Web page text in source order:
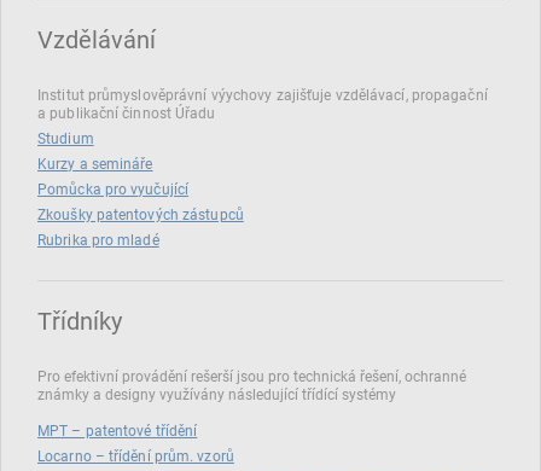
Vzdělávání
Institut průmyslověprávní výychovy zajišťuje vzdělávací, propagační
a publikační činnost Úřadu
Studium
Kurzy a semináře
Pomůcka pro vyučující
Zkoušky patentových zástupců
Rubrika pro mladé
Třídníky
Pro efektivní provádění rešerší jsou pro technická řešení, ochranné
známky a designy využívány následující třídící systémy
MPT – patentové třídění
Locarno – třídění prům. vzorů